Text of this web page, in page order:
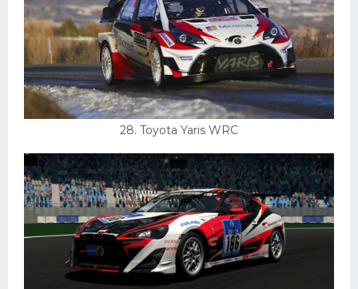
28. Toyota Yaris WRC